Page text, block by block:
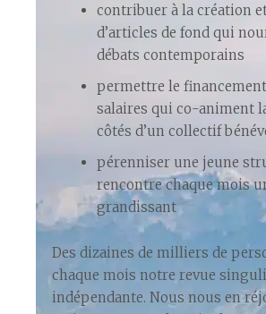
contribuer à la création
d’articles de fond qui
débats contemporains
permettre le
salaires qui co-animent
côtés d’un collectif
pérenniser une jeune
rencontre chaque mois
grandissant
Des dizaines de milliers de
chaque mois notre revue
indépendante. Nous nous en